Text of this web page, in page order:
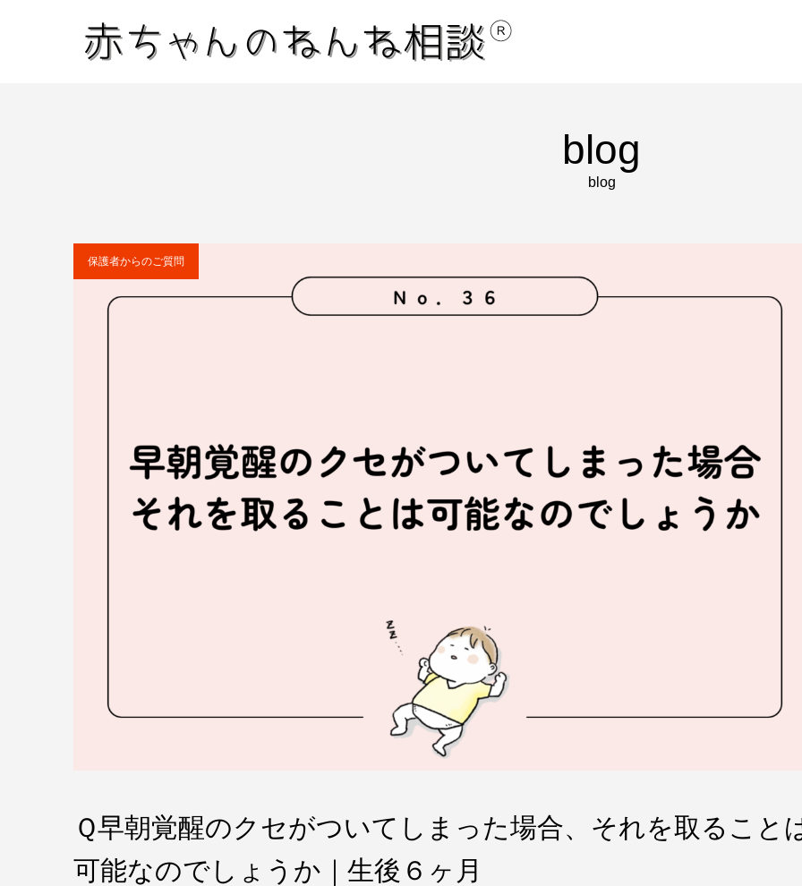
blog
blog
保護者からのご質問
Ｑ早朝覚醒のクセがついてしまった場合、それを取ること
可能なのでしょうか｜生後６ヶ月